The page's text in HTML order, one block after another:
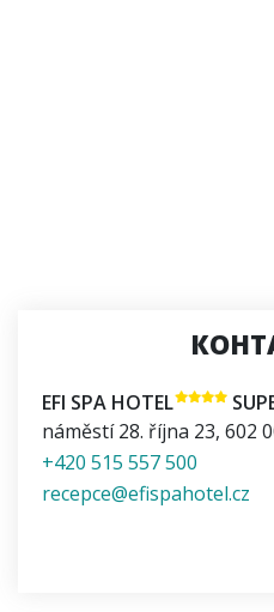
EFI SPA HOTEL
náměstí 28. října 23, 602
+420 515 557 500
recepce@efispahotel.cz